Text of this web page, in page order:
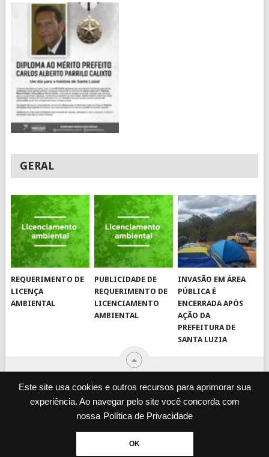
Este site usa cookies e outros recursos para aprimorar sua
experiência. Ao navegar pelo site você concorda com
nossa Política de Privacidade
OK
GERAL
REQUERIMENTO DE
LICENÇA
AMBIENTAL
PUBLICIDADE DE
REQUERIMENTO DE
LICENCIAMENTO
AMBIENTAL
INVASÃO EM ÁREA
PÚBLICA É
ENCERRADA APÓS
AÇÃO DA
PREFEITURA DE
SANTA LUZIA
JORNAL VIROU NOTÍCIA